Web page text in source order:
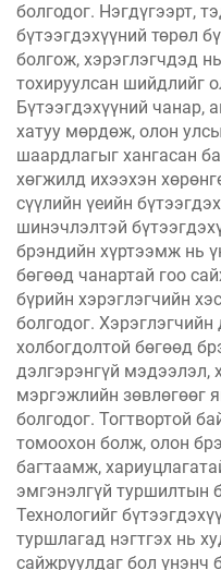
болгодог. Нэгдүгээрт,
бүтээгдэхүүний төрөл
болгож, хэрэглэгчдэд
тохируулсан шийдлийг
Бүтээгдэхүүний чанар,
хатуу мөрдөж, олон
шаардлагыг хангасан
хөгжилд ихээхэн
сүүлийн үеийн
шинэчлэлтэй
брэндийн хүртээмж нь
бөгөөд чанартай гоо
бүрийн хэрэглэгчийн
болгодог.
холбогдолтой бөгөөд
дэлгэрэнгүй мэдээлэл,
мэргэжлийн зөвлөгөөг
болгодог. Тогтвортой
томоохон болж, олон
багтаамж,
эмгэнэлгүй туршилтын
Технологийг
туршлагад нэгтгэх нь
сайжруулдаг бол үнэнч